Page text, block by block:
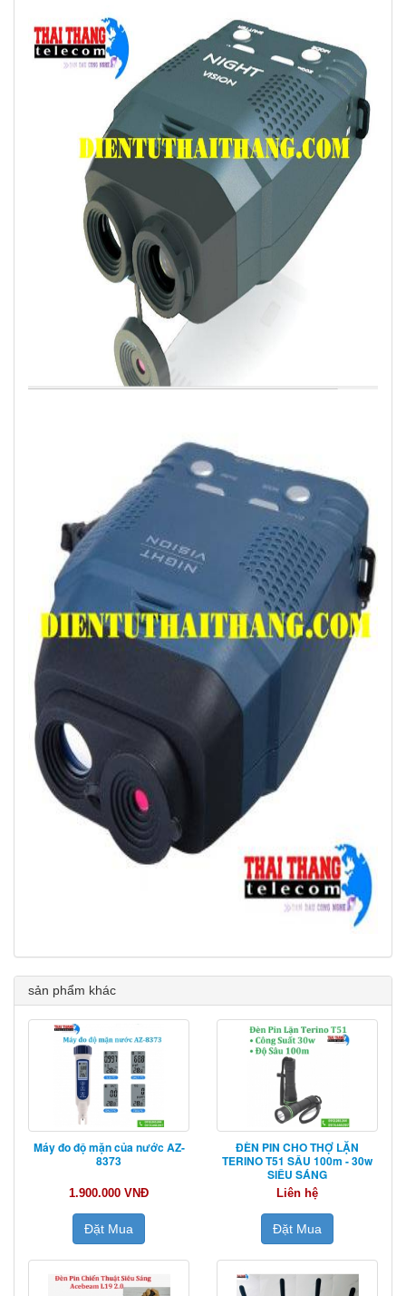
sản phẩm khác
Máy đo độ mặn của nước AZ-
8373
1.900.000 VNĐ
Đặt Mua
ĐÈN PIN CHO THỢ LẶN
TERINO T51 SÂU 100m - 30w
SIÊU SÁNG
Liên hệ
Đặt Mua